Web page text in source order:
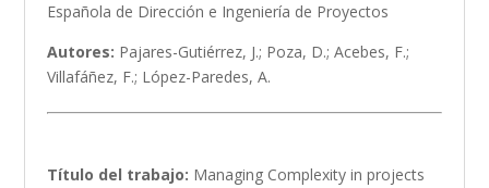
Española de Dirección e Ingeniería de Proyectos
Autores: Pajares-Gutiérrez, J.; Poza, D.; Acebes, F.;
Villafáñez, F.; López-Paredes, A.
Título del trabajo: Managing Complexity in projects